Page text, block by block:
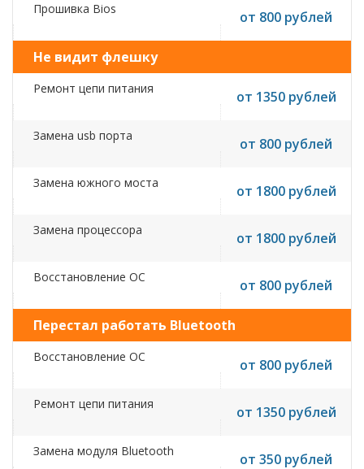
Прошивка Bios от 800 рублей
Не видит флешку
Ремонт цепи питания от 1350 рублей
Замена usb порта от 800 рублей
Замена южного моста от 1800 рублей
Замена процессора от 1800 рублей
Восстановление ОС от 800 рублей
Перестал работать Bluetooth
Восстановление ОС от 800 рублей
Ремонт цепи питания от 1350 рублей
Замена модуля Bluetooth от 350 рублей